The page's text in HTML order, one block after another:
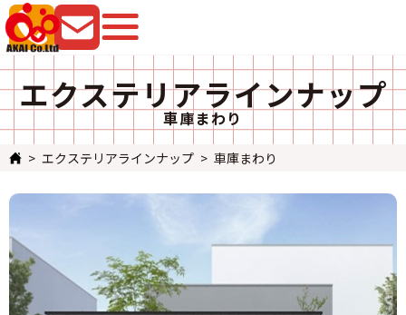
エクステリアラインナップ
車庫まわり
エクステリアラインナップ 車庫まわり